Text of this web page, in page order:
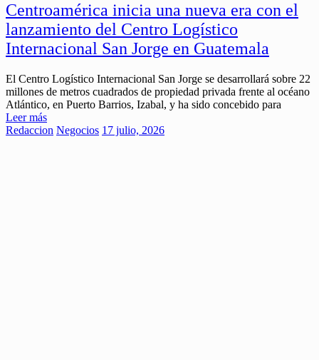
Centroamérica inicia una nueva era con el
lanzamiento del Centro Logístico
Internacional San Jorge en Guatemala
El Centro Logístico Internacional San Jorge se desarrollará sobre 22
millones de metros cuadrados de propiedad privada frente al océano
Atlántico, en Puerto Barrios, Izabal, y ha sido concebido para
Leer más
Redaccion Negocios 17 julio, 2026